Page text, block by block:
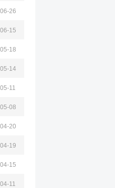
计算机
26
仪器15
植18
工商14
11
仪器08
20
19
15
11